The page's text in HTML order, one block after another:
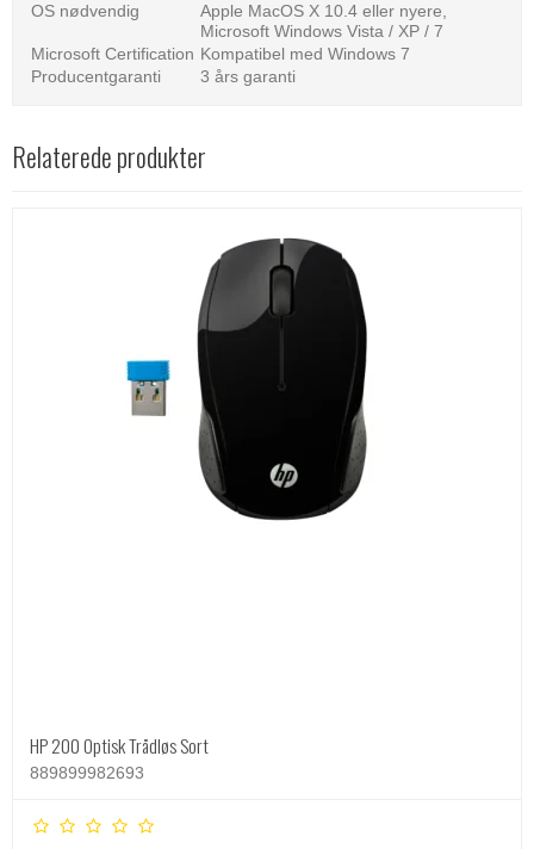
OS nødvendig
Apple MacOS X 10.4 eller nyere,
Microsoft Windows Vista / XP / 7
Microsoft Certification Kompatibel med Windows 7
Producentgaranti
3 års garanti
Relaterede produkter
HP 200 Optisk Trådløs Sort
889899982693